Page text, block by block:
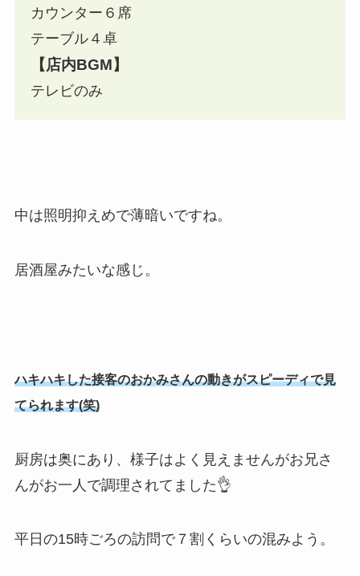
カウンター６席
テーブル４卓
【店内BGM】
テレビのみ
中は照明抑えめで薄暗いですね。
居酒屋みたいな感じ。
ハキハキした接客のおかみさんの動きがスピーディで見
てられます(笑)
厨房は奥にあり、様子はよく見えませんがお兄さ
んがお一人で調理されてました👌
平日の15時ごろの訪問で７割くらいの混みよう。